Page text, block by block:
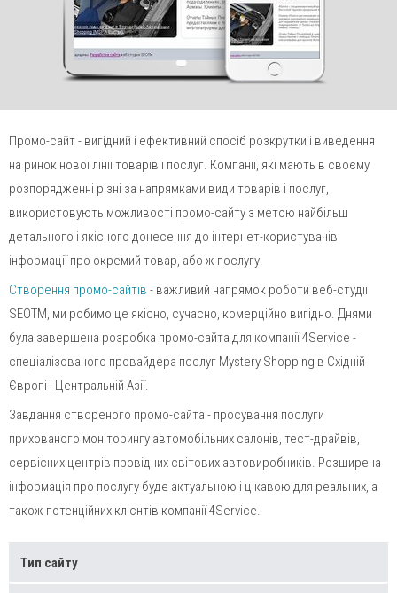
Промо-сайт - вигідний і ефективний спосіб розкрутки і виведення
на ринок нової лінії товарів і послуг. Компанії, які мають в своєму
розпорядженні різні за напрямками види товарів і послуг,
використовують можливості промо-сайту з метою найбільш
детального і якісного донесення до інтернет-користувачів
інформації про окремий товар, або ж послугу.
Створення промо-сайтів - важливий напрямок роботи веб-студії
SEOTM, ми робимо це якісно, сучасно, комерційно вигідно. Днями
була завершена розробка промо-сайта для компанії 4Service -
спеціалізованого провайдера послуг Mystery Shopping в Східній
Європі і Центральній Азії.
Завдання створеного промо-сайта - просування послуги
прихованого моніторингу автомобільних салонів, тест-драйвів,
сервісних центрів провідних світових автовиробників. Розширена
інформація про послугу буде актуальною і цікавою для реальних, а
також потенційних клієнтів компанії 4Service.
Тип сайту